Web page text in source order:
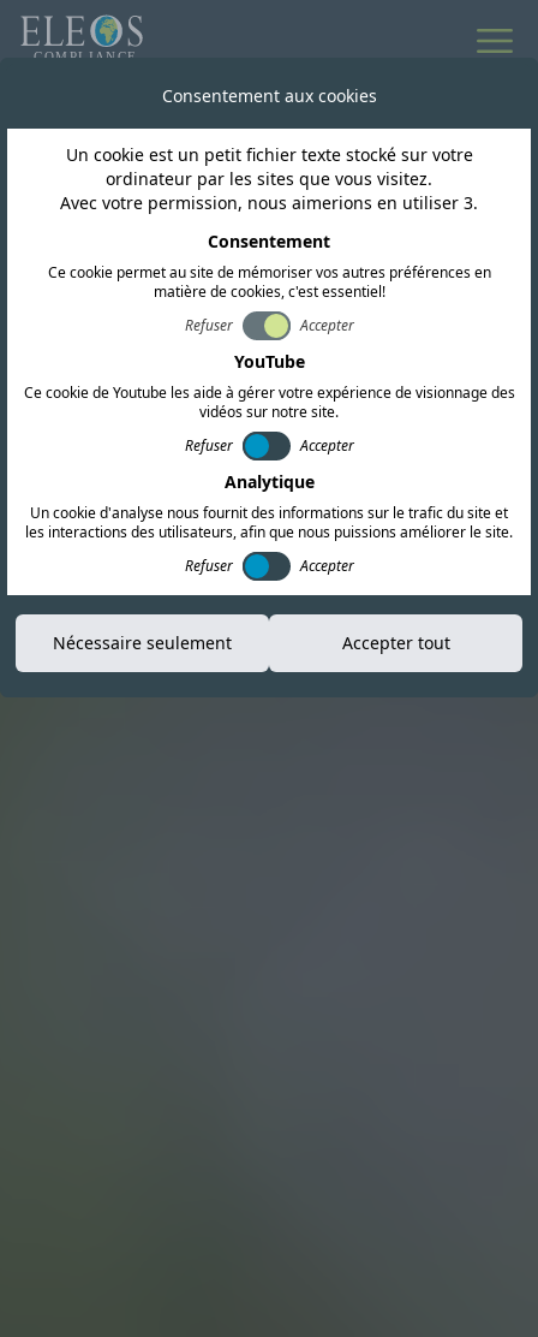
Consentement aux cookies
Un cookie est un petit fichier texte stocké sur votre
ordinateur par les sites que vous visitez.
Avec votre permission, nous aimerions en utiliser 3.
Consentement
Ce cookie permet au site de mémoriser vos autres préférences en
matière de cookies, c'est essentiel!
Refuser
Accepter
YouTube
Ce cookie de Youtube les aide à gérer votre expérience de visionnage des
vidéos sur notre site.
Refuser
Accepter
Analytique
Un cookie d'analyse nous fournit des informations sur le trafic du site et
les interactions des utilisateurs, afin que nous puissions améliorer le site.
Refuser
Accepter
Nécessaire seulement Accepter tout